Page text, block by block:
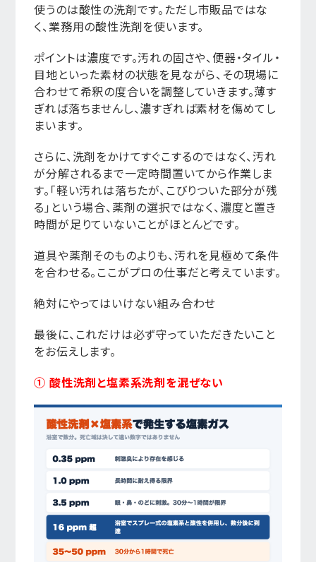
使うのは酸性の洗剤です。ただし市販品ではな
く、業務用の酸性洗剤を使います。
ポイントは濃度です。汚れの固さや、便器・タイル・
目地といった素材の状態を見ながら、その現場に
合わせて希釈の度合いを調整していきます。薄す
ぎれば落ちませんし、濃すぎれば素材を傷めてし
まいます。
さらに、洗剤をかけてすぐこするのではなく、汚れ
が分解されるまで一定時間置いてから作業しま
す。「軽い汚れは落ちたが、こびりついた部分が残
る」という場合、薬剤の選択ではなく、濃度と置き
時間が足りていないことがほとんどです。
道具や薬剤そのものよりも、汚れを見極めて条件
を合わせる。ここがプロの仕事だと考えています。
絶対にやってはいけない組み合わせ
最後に、これだけは必ず守っていただきたいこと
をお伝えします。
① 酸性洗剤と塩素系洗剤を混ぜない